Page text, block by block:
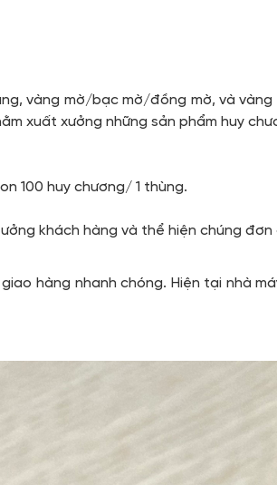
vàng mờ/bạc mờ/đồng mờ, và
xuất xưởng những sản phẩm huy
100 huy chương/ 1 thùng.
khách hàng và thể hiện chúng đơn
hàng nhanh chóng. Hiện tại nhà